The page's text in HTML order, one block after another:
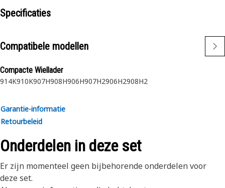
Specificaties
Compatibele modellen
Compacte Wiellader
914K910K907H908H906H907H2906H2908H2
Garantie-informatie
Retourbeleid
Onderdelen in deze set
Er zijn momenteel geen bijbehorende onderdelen voor
deze set.